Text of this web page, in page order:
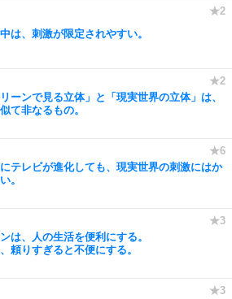
は、刺激が限定されやすい。
リーンで見る立体」と「現実世界の立体」は、
て非なるもの。
テレビが進化しても、現実世界の刺激にはか
。
は、人の生活を便利にする。
頼りすぎると不便にする。